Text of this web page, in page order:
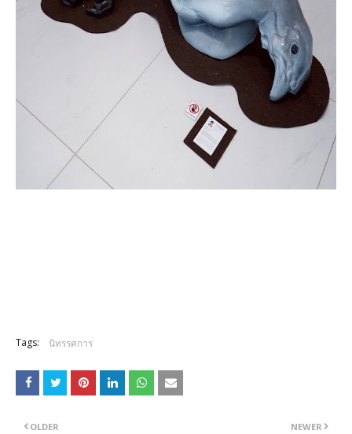
Tags: นิทรรศการ
NEWER
OLDER